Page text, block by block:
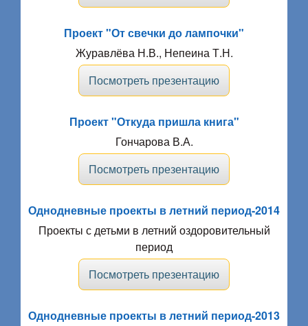
Проект "От свечки до лампочки"
Журавлёва Н.В., Непеина Т.Н.
Посмотреть презентацию
Проект "Откуда пришла книга"
Гончарова В.А.
Посмотреть презентацию
Однодневные проекты в летний период-2014
Проекты с детьми в летний оздоровительный
период
Посмотреть презентацию
Однодневные проекты в летний период-2013